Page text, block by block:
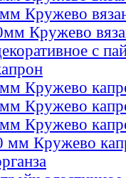
Кружево
Кружево
с
Кружево
Кружево
Кружево
мм Кружево